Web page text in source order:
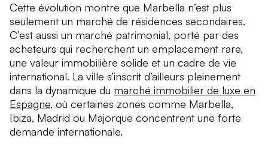
Cette évolution montre que Marbella n’est plus
seulement un marché de résidences secondaires.
C’est aussi un marché patrimonial, porté par des
acheteurs qui recherchent un emplacement rare,
une valeur immobilière solide et un cadre de vie
international. La ville s’inscrit d’ailleurs pleinement
dans la dynamique du marché immobilier de luxe en
Espagne, où certaines zones comme Marbella,
Ibiza, Madrid ou Majorque concentrent une forte
demande internationale.